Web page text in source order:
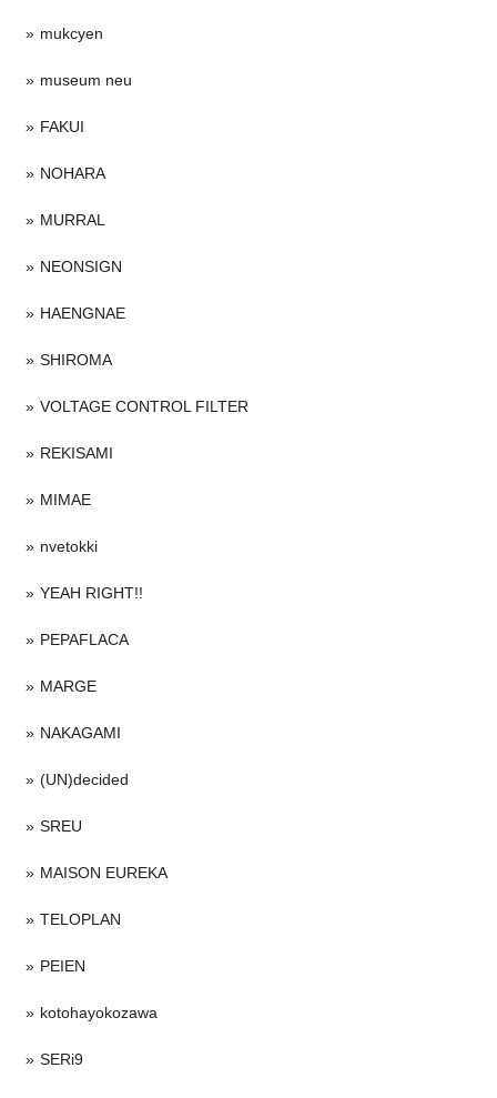
mukcyen
museum neu
FAKUI
NOHARA
MURRAL
NEONSIGN
HAENGNAE
SHIROMA
VOLTAGE CONTROL FILTER
REKISAMI
MIMAE
nvetokki
YEAH RIGHT!!
PEPAFLACA
MARGE
NAKAGAMI
(UN)decided
SREU
MAISON EUREKA
TELOPLAN
PEIEN
kotohayokozawa
SERi9